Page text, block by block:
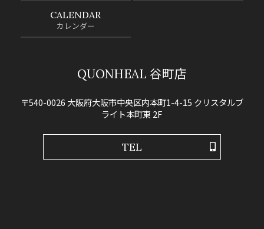
CALENDAR
カレンダー
QUONHEAL 谷町店
〒540-0026 大阪府大阪市中央区内本町1-4-15 クリスタルブ
ライト本町東 2F
TEL